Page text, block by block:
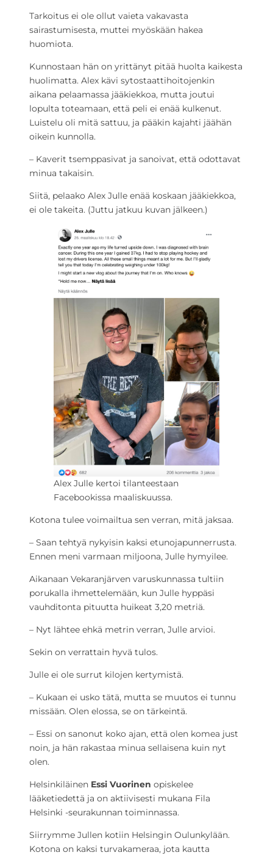
Tarkoitus ei ole ollut vaieta vakavasta
sairastumisesta, muttei myöskään hakea
huomiota.
Kunnostaan hän on yrittänyt pitää huolta kaikesta
huolimatta. Alex kävi sytostaattihoitojenkin
aikana pelaamassa jääkiekkoa, mutta joutui
lopulta toteamaan, että peli ei enää kulkenut.
Luistelu oli mitä sattuu, ja pääkin kajahti jäähän
oikein kunnolla.
– Kaverit tsemppasivat ja sanoivat, että odottavat
minua takaisin.
Siitä, pelaako Alex Julle enää koskaan jääkiekkoa,
ei ole takeita. (Juttu jatkuu kuvan jälkeen.)
Alex Julle kertoi tilanteestaan
Facebookissa maaliskuussa.
Kotona tulee voimailtua sen verran, mitä jaksaa.
– Saan tehtyä nykyisin kaksi etunojapunnerrusta.
Ennen meni varmaan miljoona, Julle hymyilee.
Aikanaan Vekaranjärven varuskunnassa tultiin
porukalla ihmettelemään, kun Julle hyppäsi
vauhditonta pituutta huikeat 3,20 metriä.
– Nyt lähtee ehkä metrin verran, Julle arvioi.
Sekin on verrattain hyvä tulos.
Julle ei ole surrut kilojen kertymistä.
– Kukaan ei usko tätä, mutta se muutos ei tunnu
missään. Olen elossa, se on tärkeintä.
– Essi on sanonut koko ajan, että olen komea just
noin, ja hän rakastaa minua sellaisena kuin nyt
olen.
Helsinkiläinen Essi Vuorinen opiskelee
lääketiedettä ja on aktiivisesti mukana Fila
Helsinki -seurakunnan toiminnassa.
Siirrymme Jullen kotiin Helsingin Oulunkylään.
Kotona on kaksi turvakameraa, jota kautta